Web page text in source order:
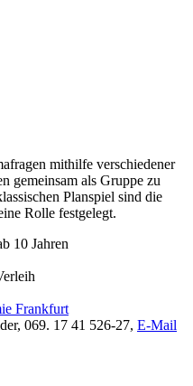
mithilfe verschiedener
gemeinsam als Gruppe zu
Planspiel sind die
Rolle festgelegt.
10 Jahren
Frankfurt
069. 17 41 526-27, E-Mail